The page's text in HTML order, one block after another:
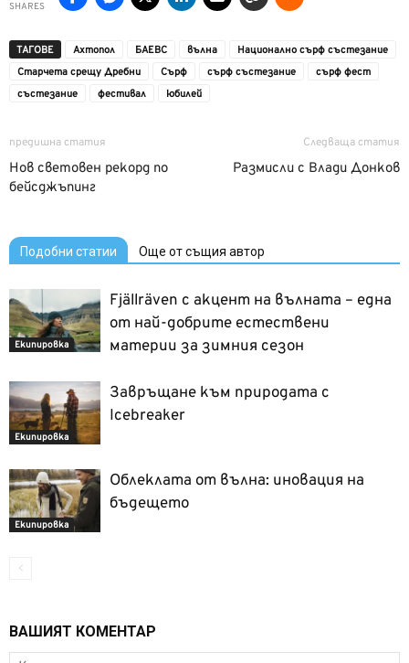
SHARES
ТАГОВЕ Ахтопол БАЕВС вълна
Национално сърф състезание
Старчета срещу Дребни
Сърф сърф състезание
сърф фест
състезание
фестивал юбилей
предишна статия
Нов световен рекорд по
бейсджъпинг
Следваща статия
Размисли с Влади Донков
Подобни статии Още от същия автор
Екипировка
Fjällräven с акцент на вълната – една
от най-добрите естествени
материи за зимния сезон
Екипировка
Завръщане към природата с
Icebreaker
Екипировка
Облеклата от вълна: иновация на
бъдещето
ВАШИЯТ КОМЕНТАР